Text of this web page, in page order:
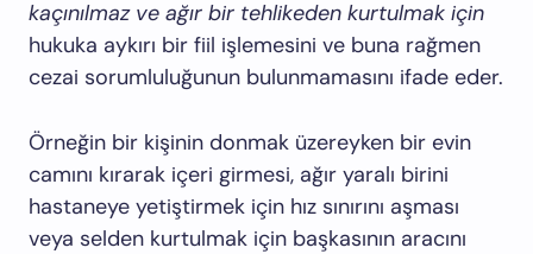
kaçınılmaz ve ağır bir tehlikeden kurtulmak için
hukuka aykırı bir fiil işlemesini ve buna rağmen
cezai sorumluluğunun bulunmamasını ifade eder.
Örneğin bir kişinin donmak üzereyken bir evin
camını kırarak içeri girmesi, ağır yaralı birini
hastaneye yetiştirmek için hız sınırını aşması
veya selden kurtulmak için başkasının aracını